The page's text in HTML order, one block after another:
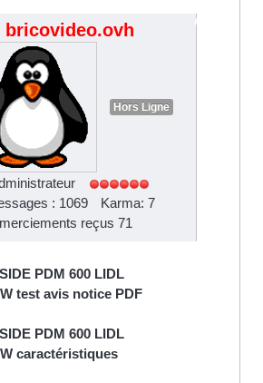
#4736
bricovideo.ovh
Hors Ligne
: 1069
Karma: 7
reçus 71
PDM 600 LIDL
test avis notice PDF
PDM 600 LIDL
caractéristiques